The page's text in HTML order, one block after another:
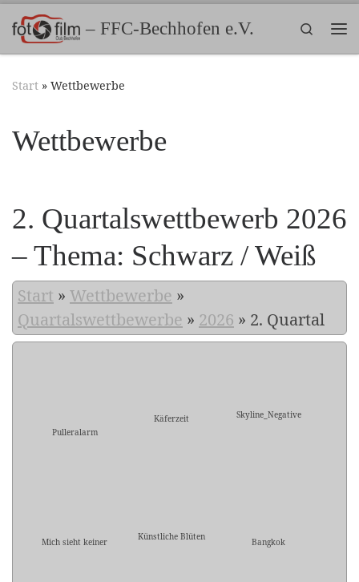
Zum Inhalt springen– FFC-Bechhofen e.V.
Search
Start » Wettbewerbe
Wettbewerbe
2. Quartalswettbewerb 2026
– Thema: Schwarz / Weiß
Start » Wettbewerbe »
Quartalswettbewerbe » 2026 » 2. Quartal
Pulleralarm
Käferzeit Skyline_Negative
Mich sieht keiner Künstliche Blüten Bangkok